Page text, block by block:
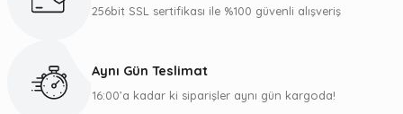
256bit SSL sertifikası ile %100 güvenli alışveriş
Aynı Gün Teslimat
16:00’a kadar ki siparişler aynı gün kargoda!